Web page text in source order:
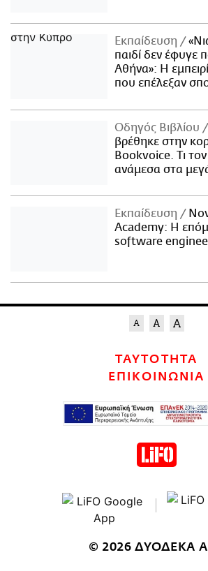
Εκπαίδευση
παιδί δεν έφυγε
Αθήνα»: Η
που επέλεξαν
Οδηγός Βιβλίου
βρέθηκε στην
Bookvoice. Τι
ανάμεσα στα
Εκπαίδευση
Academy: Η
software
ΤΑΥΤΟΤΗΤΑ
ΕΠΙΚΟΙΝΩΝΙΑ
© 2026 ΔΥΟΔΕΚΑ